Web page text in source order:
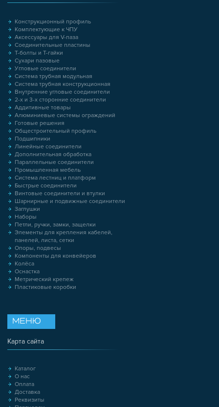
Конструкционный профиль
Комплектующие к ЧПУ
Аксессуары для V-паза
Соединительные пластины
Т-болты и Т-гайки
Сухари пазовые
Угловые соединители
Система трубная модульная
Система трубная конструкционная
Внутренние угловые соединители
2-х и 3-х сторонние соединители
Аддитивные товары
Алюминиевые системы ограждений
Готовые решения
Общестроительный профиль
Подшипники
Линейные соединители
Дополнительная обработка
Параллельные соединители
Промышленная мебель
Система лестниц и платформ
Быстрые соединители
Винтовые соединители и втулки
Шарнирные и подвижные соединители
Заглушки
Наборы
Петли, ручки, замки, защелки
Элементы для крепления кабелей,
панелей, листа, сетки
Опоры, подвесы
Компоненты для конвейеров
Колёса
Оснастка
Метрический крепеж
Пластиковые коробки
МЕНЮ
Карта сайта
Каталог
О нас
Оплата
Доставка
Реквизиты